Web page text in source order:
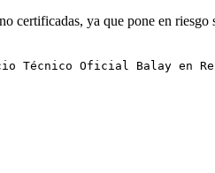
certificadas, ya que pone en
Técnico Oficial Balay en